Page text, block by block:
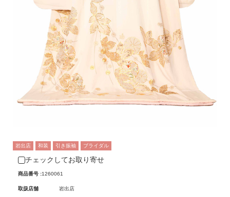
岩出店 和装 引き振袖 ブライダル
チェックしてお取り寄せ
商品番号 :1260061
取扱店舗 岩出店